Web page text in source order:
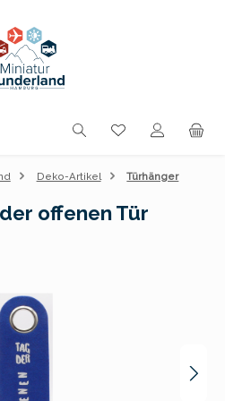
Du hast 0
Deko-Artikel Türhänger
offenen Tür